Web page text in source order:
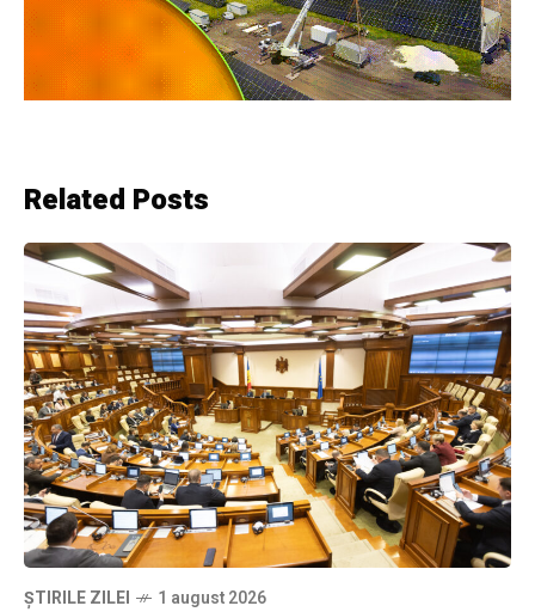
Related Posts
ȘTIRILE ZILEI 1 august 2026